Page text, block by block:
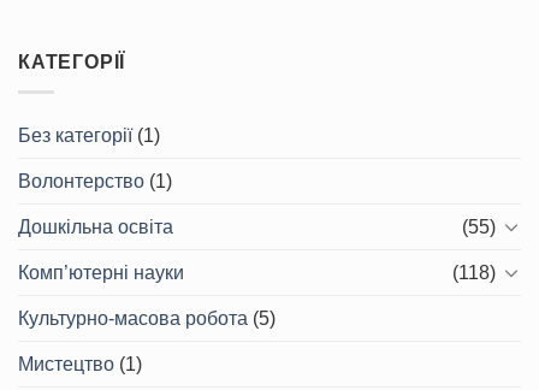
КАТЕГОРІЇ
Без категорії(1)
Волонтерство (1)
Дошкільна освіта (55)
Комп’ютерні науки (118)
Культурно-масова робота (5)
Мистецтво (1)